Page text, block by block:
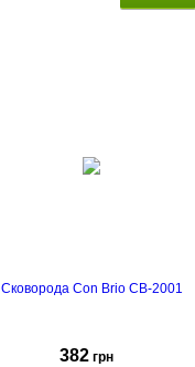
Сковорода Con Brio CB-2001
382 грн